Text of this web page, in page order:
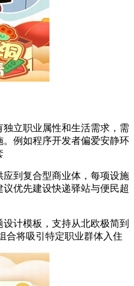
立职业属性和生活需求，需
例如程序开发者偏爱安静环
到复合型商业体，每项设施
优先建设快递驿站与便民超
计模板，支持从北欧极简到
合将吸引特定职业群体入住